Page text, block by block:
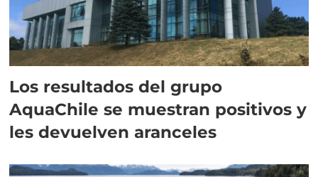
Los resultados del grupo
AquaChile se muestran positivos y
les devuelven aranceles